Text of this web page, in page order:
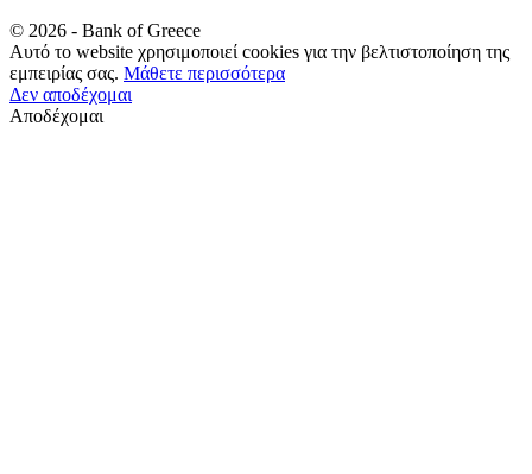
© 2026 - Bank of Greece
Αυτό το website χρησιμοποιεί cookies για την βελτιστοποίηση της
εμπειρίας σας. Μάθετε περισσότερα
Δεν αποδέχομαι
Αποδέχομαι